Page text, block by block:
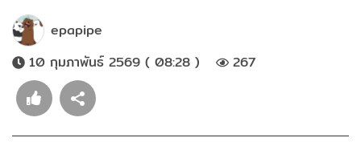
epapipe
10 กุมภาพันธ์ 2569 ( 08:28 )
267